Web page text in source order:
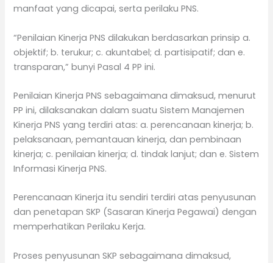
manfaat yang dicapai, serta perilaku PNS.
“Penilaian Kinerja PNS dilakukan berdasarkan prinsip a.
objektif; b. terukur; c. akuntabel; d. partisipatif; dan e.
transparan,” bunyi Pasal 4 PP ini.
Penilaian Kinerja PNS sebagaimana dimaksud, menurut
PP ini, dilaksanakan dalam suatu Sistem Manajemen
Kinerja PNS yang terdiri atas: a. perencanaan kinerja; b.
pelaksanaan, pemantauan kinerja, dan pembinaan
kinerja; c. penilaian kinerja; d. tindak lanjut; dan e. Sistem
Informasi Kinerja PNS.
Perencanaan Kinerja itu sendiri terdiri atas penyusunan
dan penetapan SKP (Sasaran Kinerja Pegawai) dengan
memperhatikan Perilaku Kerja.
Proses penyusunan SKP sebagaimana dimaksud,